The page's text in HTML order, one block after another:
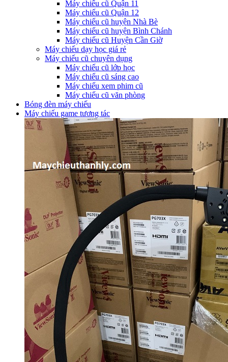
Máy chiếu cũ Quận 11
Máy chiếu cũ Quận 12
Máy chiếu cũ huyện Nhà Bè
Máy chiếu cũ huyện Bình Chánh
Máy chiếu cũ Huyện Cần Giờ
Máy chiếu dạy học giá rẻ
Máy chiếu cũ chuyên dụng
Máy chiếu cũ lớp học
Máy chiếu cũ sáng cao
Máy chiếu xem phim cũ
Máy chiếu cũ văn phòng
Bóng đèn máy chiếu
Máy chiếu game tương tác